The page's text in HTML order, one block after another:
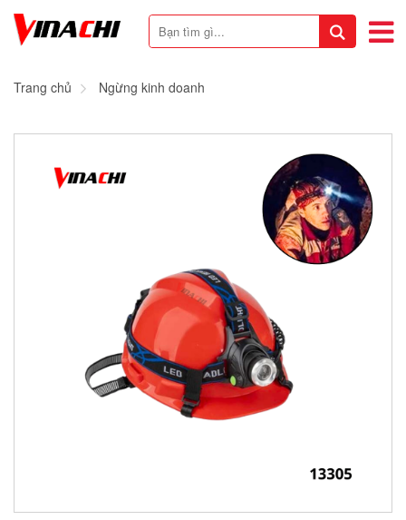
Trang chủ Ngừng kinh doanh